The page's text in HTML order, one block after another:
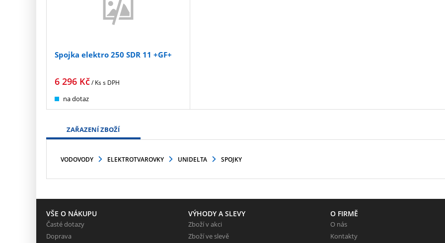
Spojka elektro 250 SDR 11 +GF+
6 296Kč/ Kss DPH
na dotaz
ZAŘAZENÍ ZBOŽÍ
VODOVODY ELEKTROTVAROVKY UNIDELTA SPOJKY
VŠE O NÁKUPU
Časté dotazy
Doprava
VÝHODY A SLEVY
Zboží v akci
Zboží ve slevě
O FIRMĚ
O nás
Kontakty